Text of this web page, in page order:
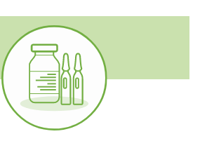
¿Olvidó su contraseña?
¿Recordar su usuario?
Crear una cuenta